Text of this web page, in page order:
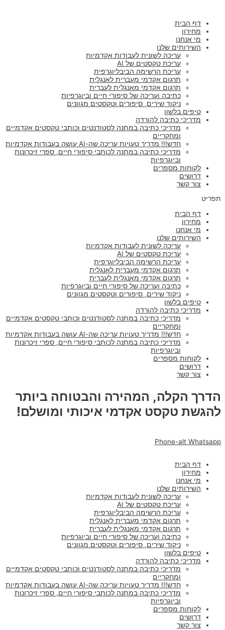
דף הבית
מחירון
מי אנחנו
השירותים שלנו
עריכה לשונית לעבודות אקדמיות
עריכת טקסטים של AI
עריכת הרשימה הביבליוגרפית
תרגום אקדמי מעברית לאנגלית
תרגום אקדמי מאנגלית לעברית
כתיבה ועריכה של סיפורי חיים וביוגרפיות
ניקוד שירים, סיפורים וטקסטים מגוונים
טיפים בלשון
מדריכי כתיבה להורדה
מדריכי כתיבה במתנה לסטודנטים וכותבי טקסטים אקדמיים
ומחקריים
חדש!!! מדריך טעויות עריכה שה-AI עושה בעבודות אקדמיות
מדריכי כתיבה במתנה לכותבי סיפורי חיים, ספרי זיכרונות
וביוגרפיות
לקוחות מספרים
דרושים
צור קשר
תפריט
דף הבית
מחירון
מי אנחנו
השירותים שלנו
עריכה לשונית לעבודות אקדמיות
עריכת טקסטים של AI
עריכת הרשימה הביבליוגרפית
תרגום אקדמי מעברית לאנגלית
תרגום אקדמי מאנגלית לעברית
כתיבה ועריכה של סיפורי חיים וביוגרפיות
ניקוד שירים, סיפורים וטקסטים מגוונים
טיפים בלשון
מדריכי כתיבה להורדה
מדריכי כתיבה במתנה לסטודנטים וכותבי טקסטים אקדמיים
ומחקריים
חדש!!! מדריך טעויות עריכה שה-AI עושה בעבודות אקדמיות
מדריכי כתיבה במתנה לכותבי סיפורי חיים, ספרי זיכרונות
וביוגרפיות
לקוחות מספרים
דרושים
צור קשר
הדרך הקלה, המהירה והבטוחה ביותר
להגשת טקסט אקדמי איכותי ומושלם!
Phone-alt Whatsapp
דף הבית
מחירון
מי אנחנו
השירותים שלנו
עריכה לשונית לעבודות אקדמיות
עריכת טקסטים של AI
עריכת הרשימה הביבליוגרפית
תרגום אקדמי מעברית לאנגלית
תרגום אקדמי מאנגלית לעברית
כתיבה ועריכה של סיפורי חיים וביוגרפיות
ניקוד שירים, סיפורים וטקסטים מגוונים
טיפים בלשון
מדריכי כתיבה להורדה
מדריכי כתיבה במתנה לסטודנטים וכותבי טקסטים אקדמיים
ומחקריים
חדש!!! מדריך טעויות עריכה שה-AI עושה בעבודות אקדמיות
מדריכי כתיבה במתנה לכותבי סיפורי חיים, ספרי זיכרונות
וביוגרפיות
לקוחות מספרים
דרושים
צור קשר